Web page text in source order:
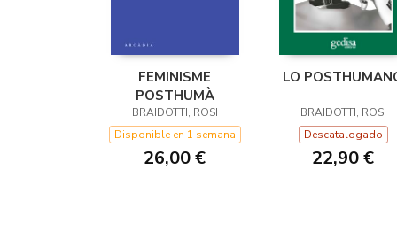
FEMINISME
POSTHUMÀ
BRAIDOTTI, ROSI
Disponible en 1 semana
26,00 €
LO
BRAIDOTTI, ROSI
Descatalogado
22,90 €